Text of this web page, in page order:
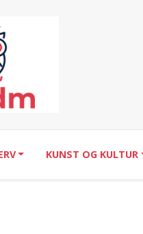
KUNST OG KULTUR